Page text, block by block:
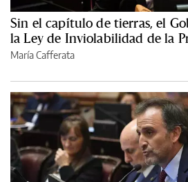
Sin el capítulo de tierras, el
la Ley de Inviolabilidad de la
María Cafferata